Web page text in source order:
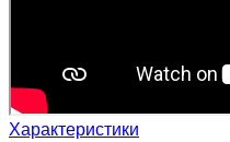
Характеристики